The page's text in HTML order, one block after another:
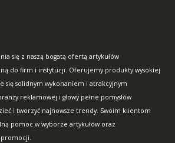
się z naszą bogatą ofertą artykułów
do firm i instytucji. Oferujemy produkty wysokiej
się solidnym wykonaniem i atrakcyjnym
reklamowej i głowy pełne pomysłów
i tworzyć najnowsze trendy. Swoim klientom
pomoc w wyborze artykułów oraz